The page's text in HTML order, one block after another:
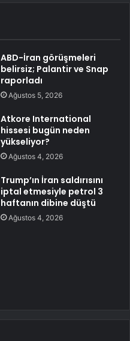
ABD-İran görüşmeleri
belirsiz; Palantir ve Snap
raporladı
Ağustos 5, 2026
Atkore International
hissesi bugün neden
yükseliyor?
Ağustos 4, 2026
Trump’ın İran saldırısını
iptal etmesiyle petrol 3
haftanın dibine düştü
Ağustos 4, 2026